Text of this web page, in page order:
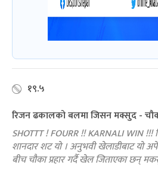
१९.५
रिजन ढकालको बलमा जिसन मक्सुद -
SHOTTT ! FOURR !! KARNALI WIN
शानदार शट यो । अनुभवी खेलाडीबाट यो
बीच चौका प्रहार गर्दै खेल जिताएका छन्